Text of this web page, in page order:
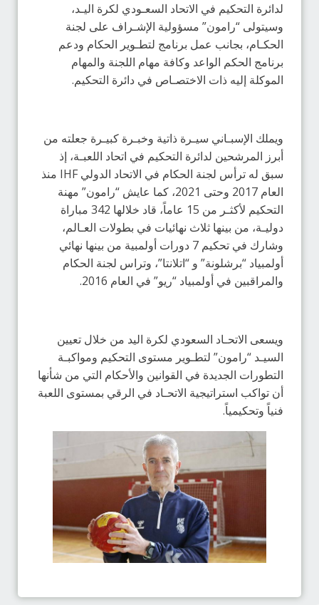
لدائرة التحكيم في الاتحاد السعـودي لكرة اليـد،
وسيتولى “رامون” مسؤولية الإشـراف على لجنة
الحكـام، بجانب عمل برنامج لتطـوير الحكام ودعم
برنامج الحكم الواعد وكافة مهام اللجنة والمهام
الموكلة إليه ذات الاختصـاص في دائرة التحكيم.
ويملك الإسبـاني سيـرة ذاتية وخبـرة كبيـرة جعلته من
أبرز المرشحين لدائرة التحكيم في اتحاد اللعبـة، إذ
سبق له ترأس لجنة الحكام في الاتحاد الدولي IHF منذ
العام 2017 وحتى 2021، كما عايش “رامون” مهنة
التحكيم لأكثـر من 15 عاماً، قاد خلالها 342 مباراة
دوليـة، من بينها ثلاث نهائيات في بطولات العـالم،
وشارك في تحكيم 7 دورات أولمبية من بينها نهائي
أولمبياد “برشلونة” و “اتلانتا”، وتراس لجنة الحكام
والمراقبين في أولمبياد “ريو” في العام 2016.
ويسعى الاتحـاد السعودي لكرة اليد من خلال تعيين
السيـد “رامون” لتطـوير مستوى التحكيم ومواكبـة
التطورات الجديدة في القوانين والأحكام التي من شأنها
أن تواكب استراتيجية الاتحـاد في الرقي بمستوى اللعبة
فنياً وتحكيمياً.